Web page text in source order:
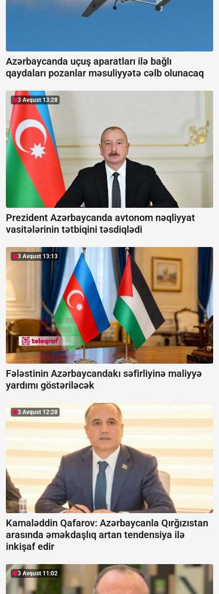
Azərbaycanda uçuş aparatları ilə bağlı
qaydaları pozanlar məsuliyyətə cəlb olunacaq
3 Avqust 13:28
Prezident Azərbaycanda avtonom nəqliyyat
vasitələrinin tətbiqini təsdiqlədi
3 Avqust 13:13
Fələstinin Azərbaycandakı səfirliyinə maliyyə
yardımı göstəriləcək
3 Avqust 12:28
Kamaləddin Qafarov: Azərbaycanla Qırğızıstan
arasında əməkdaşlıq artan tendensiya ilə
inkişaf edir
3 Avqust 11:02